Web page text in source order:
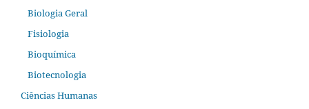
Biologia Geral
Fisiologia
Bioquímica
Biotecnologia
Ciências Humanas